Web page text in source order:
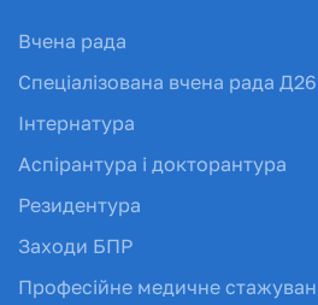
Вчена рада
Спеціалізована вчена рада
Інтернатура
Аспірантура і докторантура
Резидентура
Заходи БПР
Професійне медичне